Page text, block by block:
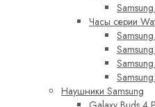
Часы серии
Наушники Samsung